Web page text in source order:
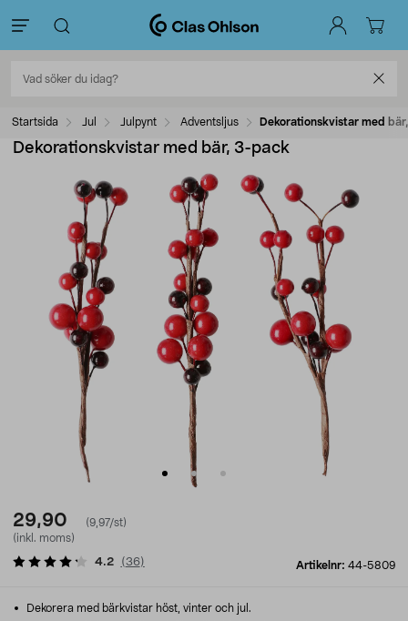
Startsida Jul Julpynt Adventsljus Dekorationskvistar med
Dekorationskvistar med bär, 3-pack
29,90
(9,97/st)
(inkl. moms)
Artikelnr: 44-5809
4.2 (36)
Dekorera med bärkvistar höst, vinter och jul.